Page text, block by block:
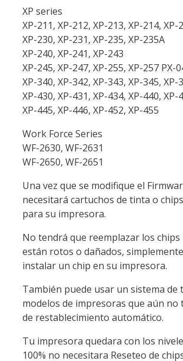
XP series
XP-211, XP-212, XP-213, XP-214, XP-
XP-230, XP-231, XP-235, XP-235A
XP-240, XP-241, XP-243
XP-245, XP-247, XP-255, XP-257 PX-
XP-340, XP-342, XP-343, XP-345, XP-
XP-430, XP-431, XP-434, XP-440, XP-
XP-445, XP-446, XP-452, XP-455
Work Force Series
WF-2630, WF-2631
WF-2650, WF-2651
Una vez que se modifique el
necesitará cartuchos de tinta o
para su impresora.
No tendrá que reemplazar los
están rotos o dañados,
instalar un chip en su impresora.
También puede usar un sistema de
modelos de impresoras que aún no
de restablecimiento automático.
Tu impresora quedara con los
100% no necesitara Reseteo de